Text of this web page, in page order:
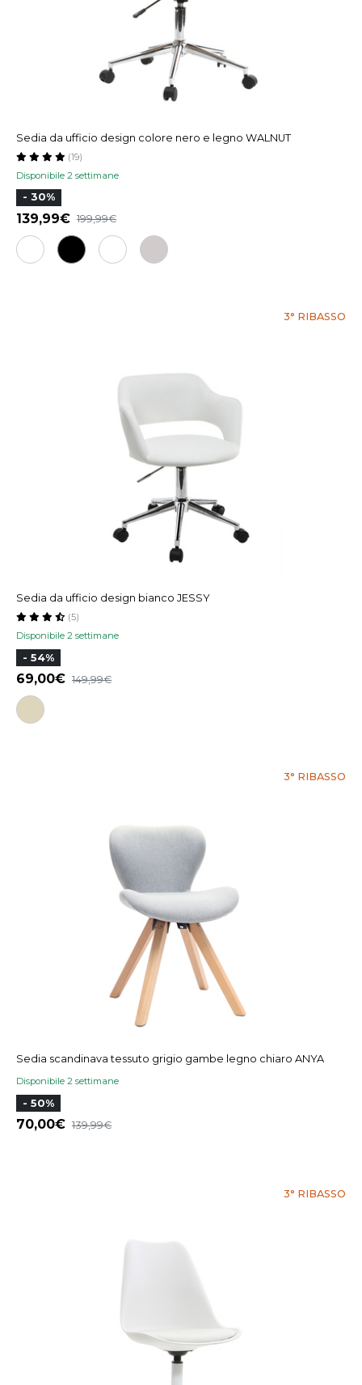
Sedia da ufficio design colore nero e legno WALNUT
Disponibile 2 settimane
(19)
- 30%
139,99 199,99
3° RIBASSO
Sedia da ufficio design bianco JESSY
Disponibile 2 settimane
(5)
- 54%
69,00 149,99
3° RIBASSO
Sedia scandinava tessuto grigio gambe legno chiaro ANYA
Disponibile 2 settimane
- 50%
70,00 139,99
3° RIBASSO